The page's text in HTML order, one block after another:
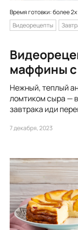
Время готовки: более
Видеорецепты
маффины
Нежный, теплый
ломтиком сыра —
завтрака иди
7 декабря, 2023